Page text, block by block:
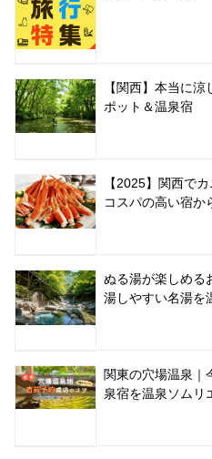
【関西】本当に
ポット＆温泉宿
【2025】関西で
コスパの高い宿か
ぬる湯が楽しめる
湯しやすい名湯を
関東の穴場温泉｜
泉宿を温泉ソムリ